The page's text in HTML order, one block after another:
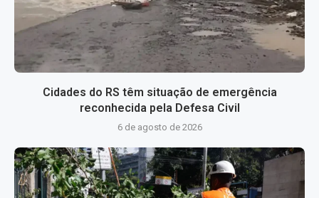
Cidades do RS têm situação de emergência
reconhecida pela Defesa Civil
6 de agosto de 2026